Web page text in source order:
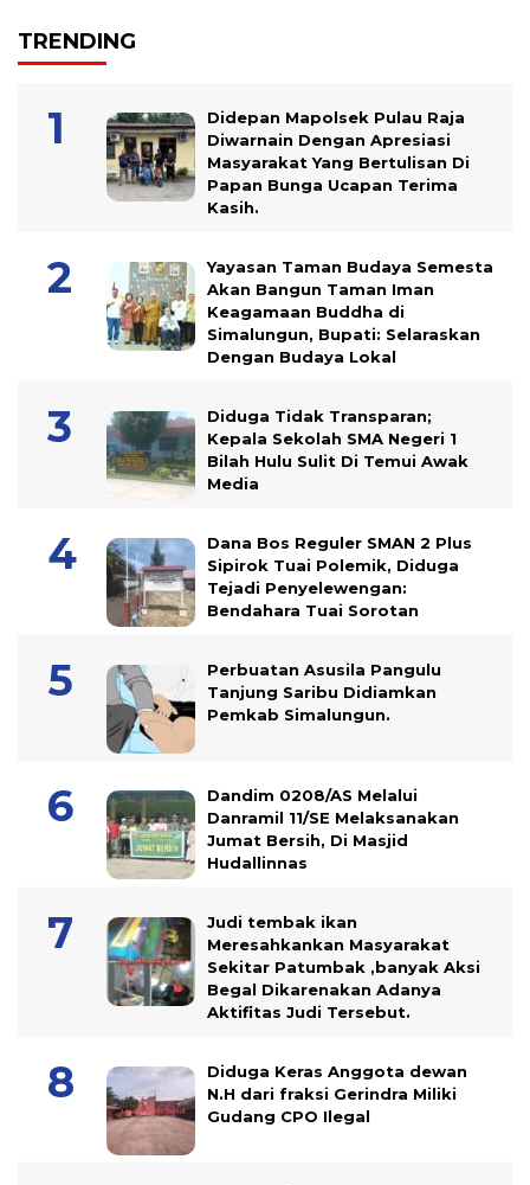
TRENDING
Didepan Mapolsek Pulau Raja
Diwarnain Dengan Apresiasi
Masyarakat Yang Bertulisan Di
Papan Bunga Ucapan Terima
Kasih.
Yayasan Taman Budaya Semesta
Akan Bangun Taman Iman
Keagamaan Buddha di
Simalungun, Bupati: Selaraskan
Dengan Budaya Lokal
Diduga Tidak Transparan;
Kepala Sekolah SMA Negeri 1
Bilah Hulu Sulit Di Temui Awak
Media
Dana Bos Reguler SMAN 2 Plus
Sipirok Tuai Polemik, Diduga
Tejadi Penyelewengan:
Bendahara Tuai Sorotan
Perbuatan Asusila Pangulu
Tanjung Saribu Didiamkan
Pemkab Simalungun.
Dandim 0208/AS Melalui
Danramil 11/SE Melaksanakan
Jumat Bersih, Di Masjid
Hudallinnas
Judi tembak ikan
Meresahkankan Masyarakat
Sekitar Patumbak ,banyak Aksi
Begal Dikarenakan Adanya
Aktifitas Judi Tersebut.
Diduga Keras Anggota dewan
N.H dari fraksi Gerindra Miliki
Gudang CPO Ilegal